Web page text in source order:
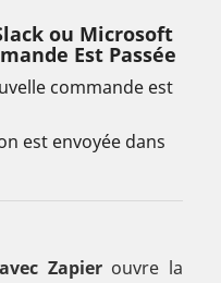
ou Microsoft
Est Passée
commande est
est envoyée dans
Zapierouvre la